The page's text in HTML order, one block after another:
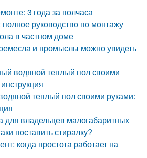
3 года за полчаса
руководство по монтажу
в частном доме
и промыслы можно увидеть
водяной теплый пол своими
теплый пол своими руками:
для владельцев малогабаритных
поставить стиралку?
когда простота работает на